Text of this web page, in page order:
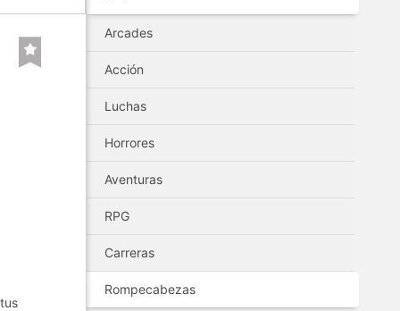
Arcades
Acción
Luchas
Horrores
Aventuras
RPG
Carreras
Rompecabezas